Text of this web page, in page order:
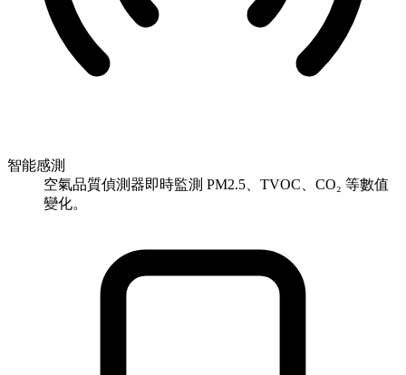
智能感測
空氣品質偵測器即時監測 PM2.5、TVOC、CO₂ 等數值
變化。